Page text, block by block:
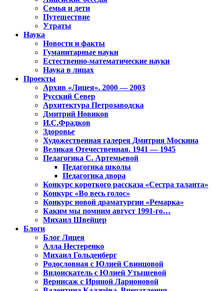
Семья и дети
Путешествие
Утраты
Наука
Новости и факты
Гуманитарные науки
Естественно-математические науки
Наука в лицах
Проекты
Архив «Лицея». 2000 — 2003
Русский Север
Архитектура Петрозаводска
Дмитрий Новиков
И.С.Фрадков
Здоровье
Художественная галерея Дмитрия Москина
Великая Отечественная. 1941 — 1945
Педагогика С. Артемьевой
Педагогика школы
Педагогика двора
Конкурс короткого рассказа «Сестра таланта»
Конкурс «Во весь голос»
Конкурс новой драматургии «Ремарка»
Каким мы помним август 1991-го…
Михаил Швейцер
Блоги
Блог Лицея
Алла Нестеренко
Михаил Гольденберг
Родословная с Юлией Свинцовой
Видоискатель с Юлией Утышевой
Вернисаж с Ириной Ларионовой